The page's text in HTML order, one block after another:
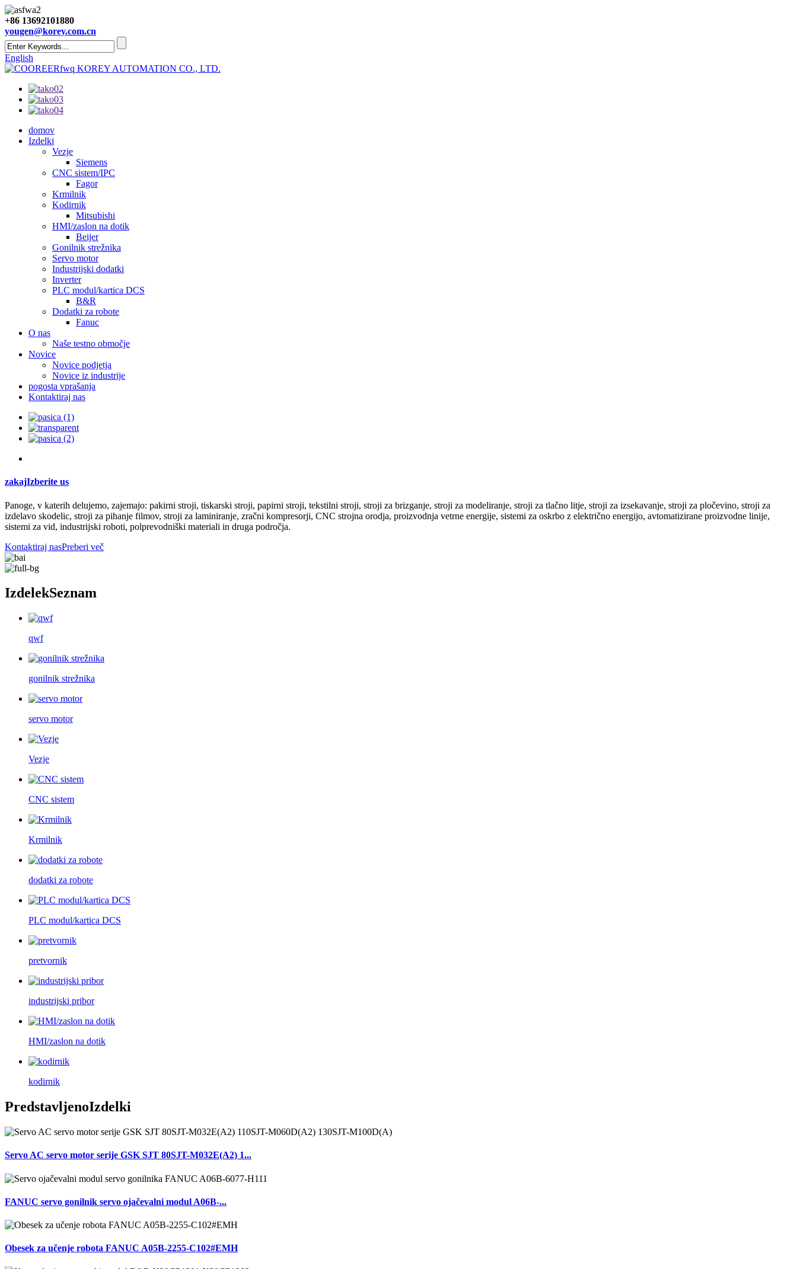
+86 13692101880
yougen@korey.com.cn
English
KOREY AUTOMATION CO., LTD.
domov
Izdelki
Vezje
Siemens
CNC sistem/IPC
Fagor
Krmilnik
Kodirnik
Mitsubishi
HMI/zaslon na dotik
Beijer
Gonilnik strežnika
Servo motor
Industrijski dodatki
Inverter
PLC modul/kartica DCS
B&R
Dodatki za robote
Fanuc
O nas
Naše testno območje
Novice
Novice podjetja
Novice iz industrije
pogosta vprašanja
Kontaktiraj nas
zakajIzberite us
Panoge, v katerih delujemo, zajemajo: pakirni stroji, tiskarski stroji, papirni stroji, tekstilni stroji, stroji za brizganje, stroji za modeliranje, stroji za tlačno litje, stroji za izsekavanje, stroji za pločevino, stroji za
izdelavo skodelic, stroji za pihanje filmov, stroji za laminiranje, zračni kompresorji, CNC strojna orodja, proizvodnja vetrne energije, sistemi za oskrbo z električno energijo, avtomatizirane proizvodne linije,
sistemi za vid, industrijski roboti, polprevodniški materiali in druga področja.
Kontaktiraj nasPreberi več
IzdelekSeznam
qwf
gonilnik strežnika
servo motor
Vezje
CNC sistem
Krmilnik
dodatki za robote
PLC modul/kartica DCS
pretvornik
industrijski pribor
HMI/zaslon na dotik
kodirnik
PredstavljenoIzdelki
Servo AC servo motor serije GSK SJT 80SJT-M032E(A2) 1...
FANUC servo gonilnik servo ojačevalni modul A06B-...
Obesek za učenje robota FANUC A05B-2255-C102#EMH